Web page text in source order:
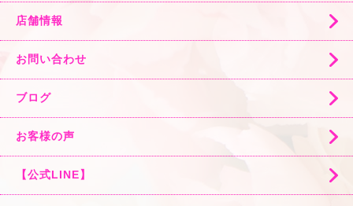
店舗情報
お問い合わせ
ブログ
お客様の声
【公式LINE】